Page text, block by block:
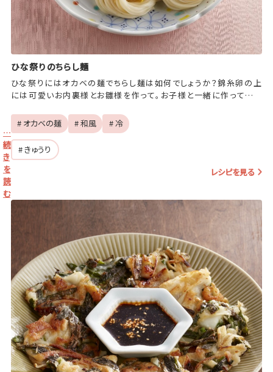
ひな祭りのちらし麺
ひな祭りにはオカベの麺でちらし麺は如何でしょうか？錦糸卵の上
には可愛いお内裏様とお雛様を作って。お子様と一緒に作ってみる
# オカベの麺 # 和風 # 冷
# きゅうり
レシピを見る
…
続
き
を
読
む